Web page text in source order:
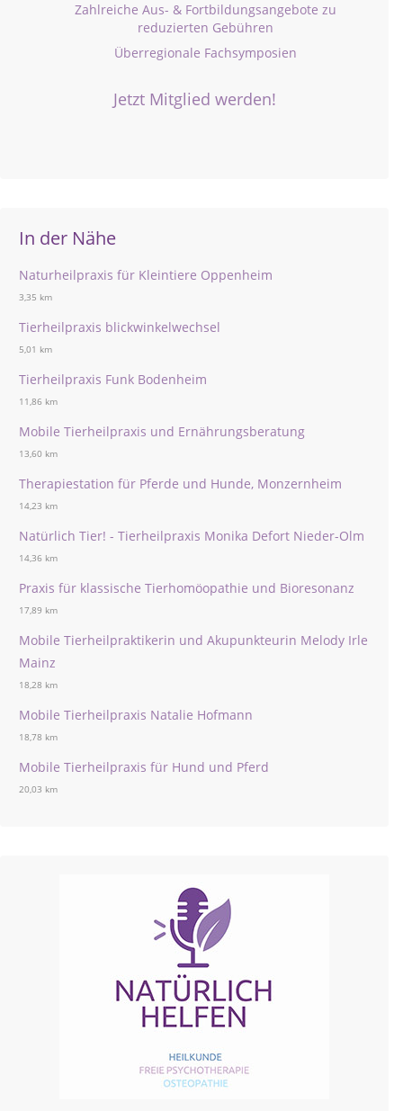
Zahlreiche Aus- & Fortbildungsangebote zu
reduzierten Gebühren
Überregionale Fachsymposien
Jetzt Mitglied werden!
In der Nähe
Naturheilpraxis für Kleintiere Oppenheim
3,35 km
Tierheilpraxis blickwinkelwechsel
5,01 km
Tierheilpraxis Funk Bodenheim
11,86 km
Mobile Tierheilpraxis und Ernährungsberatung
13,60 km
Therapiestation für Pferde und Hunde, Monzernheim
14,23 km
Natürlich Tier! - Tierheilpraxis Monika Defort Nieder-Olm
14,36 km
Praxis für klassische Tierhomöopathie und Bioresonanz
17,89 km
Mobile Tierheilpraktikerin und Akupunkteurin Melody Irle
Mainz
18,28 km
Mobile Tierheilpraxis Natalie Hofmann
18,78 km
Mobile Tierheilpraxis für Hund und Pferd
20,03 km